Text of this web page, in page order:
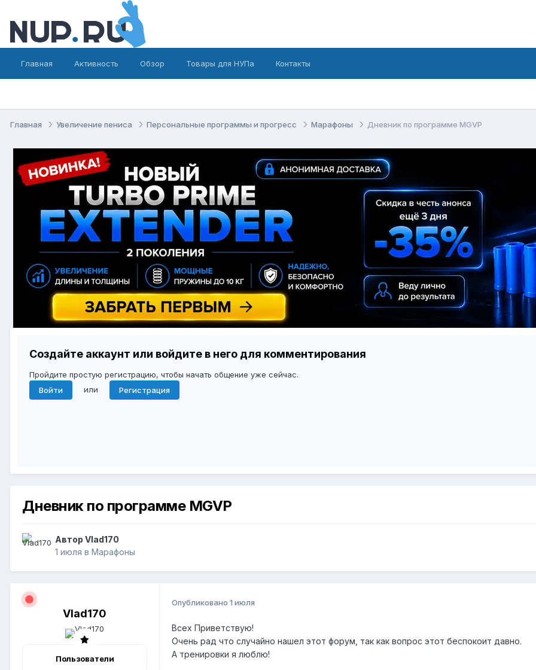
Главная Активность Обзор Товары для НУПа Контакты
Главная Увеличение пениса Персональные программы и прогресс Марафоны Дневник по программе MGVP
Создайте аккаунт или войдите в него для комментирования
Пройдите простую регистрацию, чтобы начать общение уже сейчас.
Войти
или Регистрация
Дневник по программе MGVP
Автор Vlad170
1 июля в Марафоны
Vlad170
Пользователи
Опубликовано 1 июля
Всех Приветствую!
Очень рад что случайно нашел этот форум, так как вопрос этот беспокоит давно.
А тренировки я люблю!